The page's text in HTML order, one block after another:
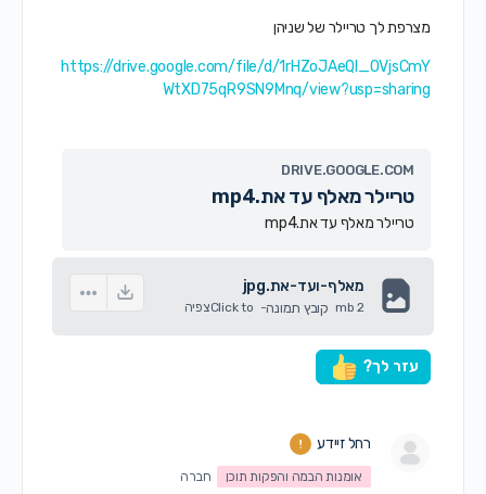
מצרפת לך טריילר של שניהן
https://drive.google.com/file/d/1rHZoJAeQl_OVjsCmY
WtXD75qR9SN9Mnq/view?usp=sharing
DRIVE.GOOGLE.COM
טריילר מאלף עד את.mp4
טריילר מאלף עד את.mp4
מאלף-ועד-את.jpg
2 mb קובץ תמונה-
Click toצפיה
עזר לך?
רחל זיידע
אומנות הבמה והפקות תוכן
חברה